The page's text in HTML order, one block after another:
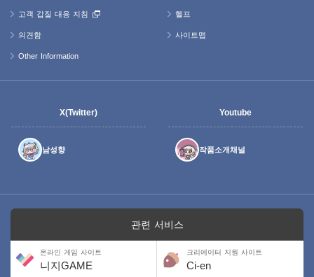
고객 갑질 대응 지침 헬프
의견함 사이트맵
Other Information
X(Twitter)
남성향
Youtube
작품소개채널
관련 서비스
온라인 게임 사이트
니지GAME
크리에이터 지원 사이트
Ci-en